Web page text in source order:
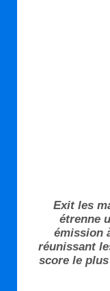
Exit les
étrenne
émission
réunissant
score le